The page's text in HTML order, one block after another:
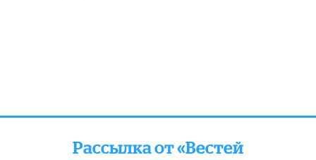
Рассылка от «Вестей